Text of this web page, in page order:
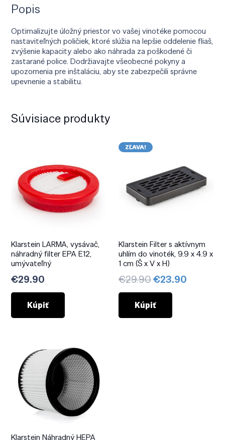
Popis
Optimalizujte úložný priestor vo vašej vinotéke pomocou
nastaviteľných poličiek, ktoré slúžia na lepšie oddelenie fliaš,
zvýšenie kapacity alebo ako náhrada za poškodené či
zastarané police. Dodržiavajte všeobecné pokyny a
upozornenia pre inštaláciu, aby ste zabezpečili správne
upevnenie a stabilitu.
Súvisiace produkty
Klarstein LARMA, vysávač,
náhradný filter EPA E12,
umývateľný
€29.90
Kúpiť
ZĽAVA!
Klarstein Filter s aktívnym
uhlím do vinoték, 9.9 x 4.9 x
1 cm (Š x V x H)
€29.90Pôvodná
cena
bola:
€29.90.
€23.90
Kúpiť
Klarstein Náhradný HEPA